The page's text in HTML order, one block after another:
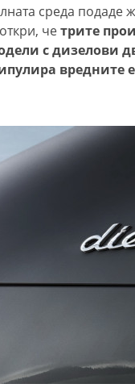
среда подаде
четрите
с дизелови
вредните